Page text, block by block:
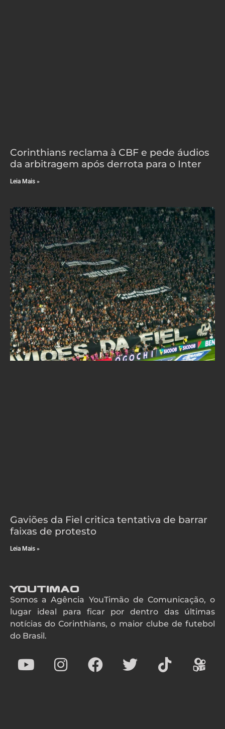
Corinthians reclama à CBF e pede áudios
da arbitragem após derrota para o Inter
Leia Mais »
Gaviões da Fiel critica tentativa de barrar
faixas de protesto
Leia Mais »
YouTimao
Somos a Agência YouTimão de Comunicação, o
lugar ideal para ficar por dentro das últimas
notícias do Corinthians, o maior clube de futebol
do Brasil.